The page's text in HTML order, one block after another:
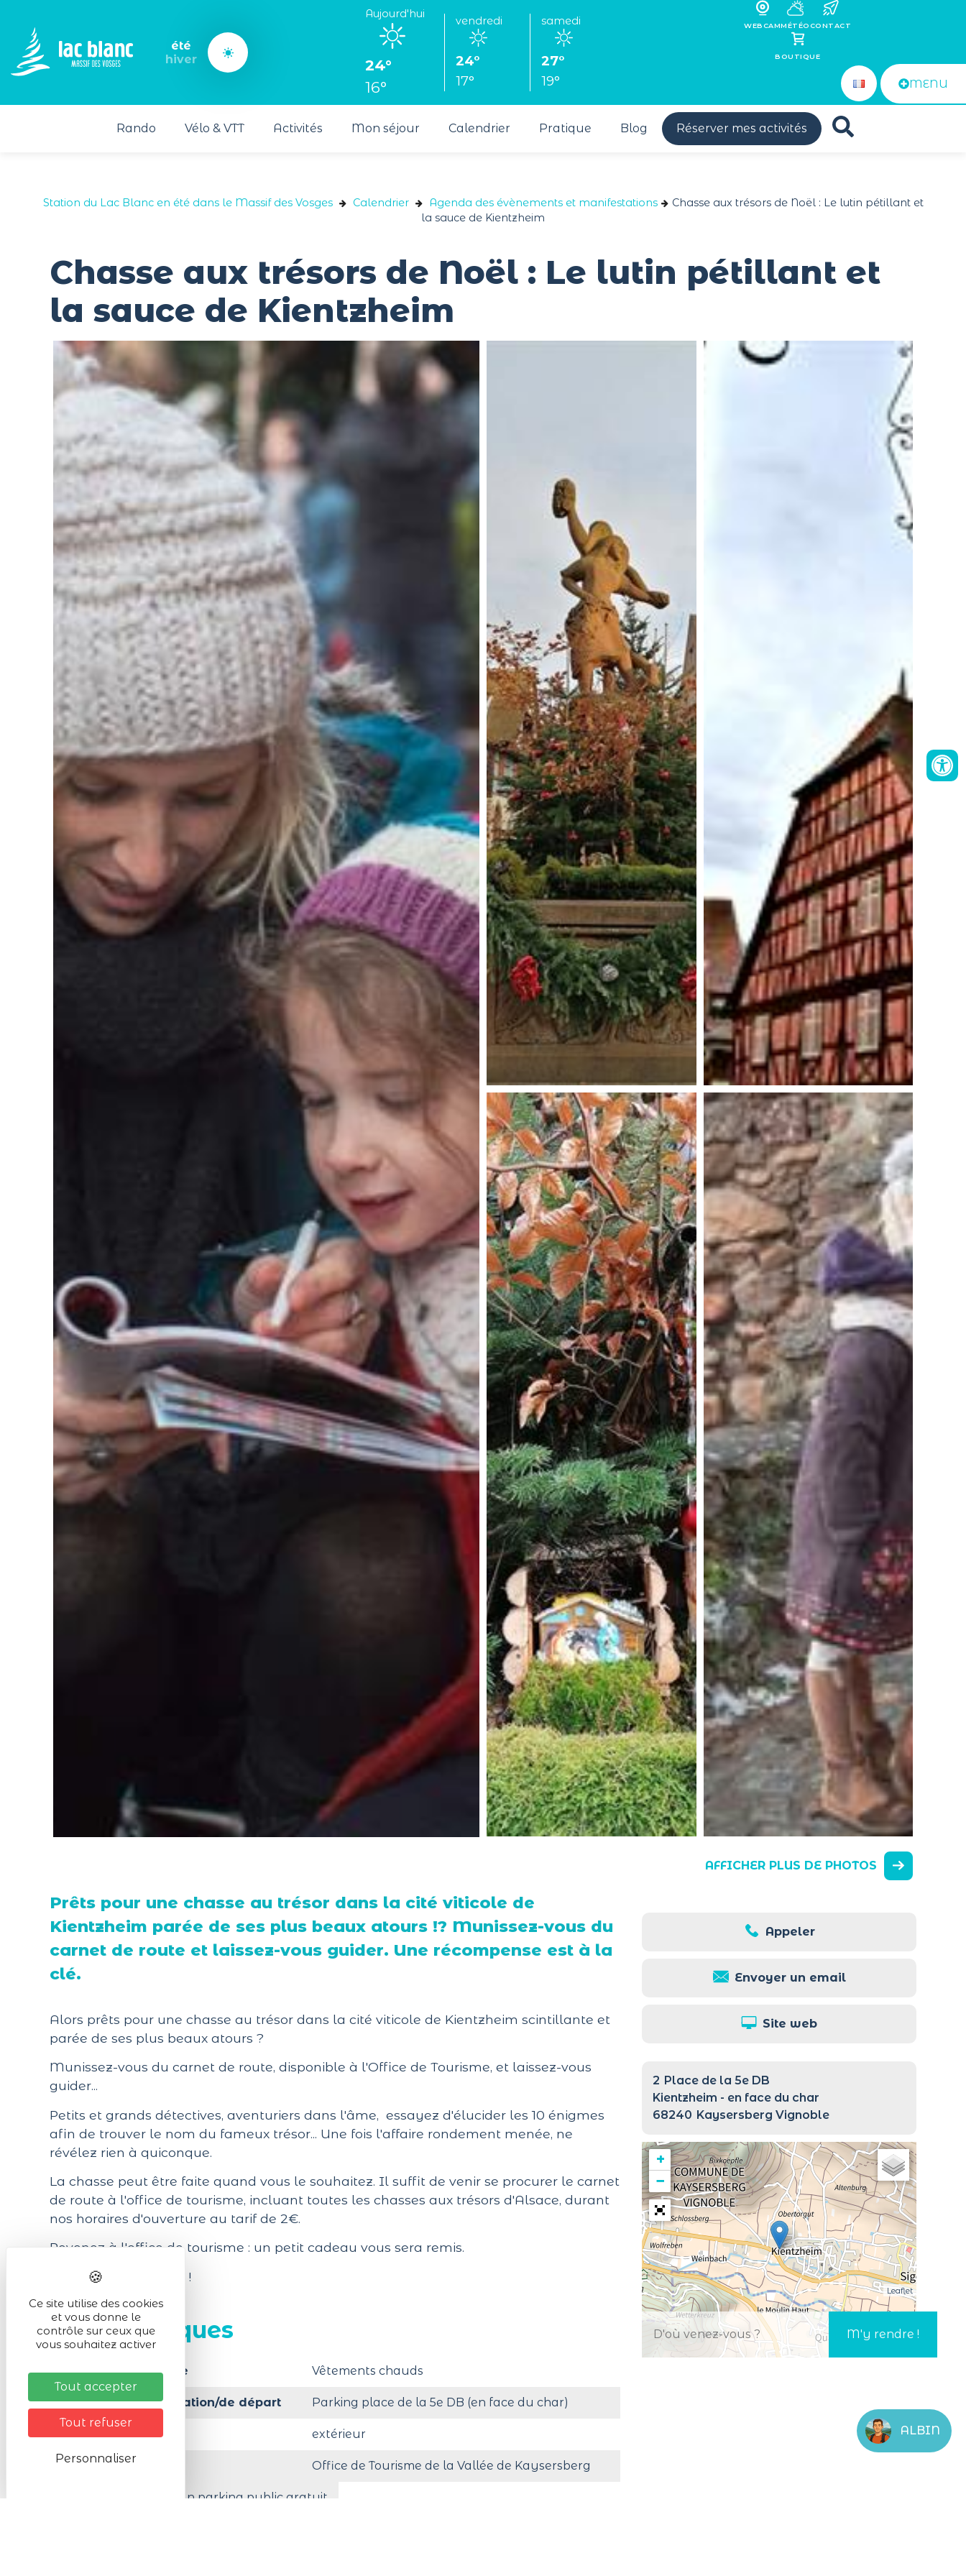
été
hiver
Aujourd'hui
24°
16°
vendredi
24°
17°
samedi
27°
19°
WEBCAMMÉTÉOCONTACT
BOUTIQUE
MENU
Rando Vélo & VTT Activités Mon séjour Calendrier Pratique Blog Réserver mes activités
Station du Lac Blanc en été dans le Massif des Vosges Calendrier Agenda des évènements et manifestations
Chasse aux trésors de Noël : Le lutin pétillant et
la sauce de Kientzheim
Chasse aux trésors de Noël : Le lutin pétillant et
la sauce de Kientzheim
AFFICHER PLUS DE PHOTOS
Appeler
Envoyer un email
Site web
2 Place de la 5e DB
Kientzheim - en face du char
68240 Kaysersberg Vignoble
+
−
Leaflet
Prêts pour une chasse au trésor dans la cité viticole de
Kientzheim parée de ses plus beaux atours !? Munissez-vous du
carnet de route et laissez-vous guider. Une récompense est à la
clé.
Alors prêts pour une chasse au trésor dans la cité viticole de Kientzheim scintillante et
parée de ses plus beaux atours ?
Munissez-vous du carnet de route, disponible à l'Office de Tourisme, et laissez-vous
guider...
Petits et grands détectives, aventuriers dans l'âme, essayez d'élucider les 10 énigmes
afin de trouver le nom du fameux trésor... Une fois l'affaire rondement menée, ne
révélez rien à quiconque.
La chasse peut être faite quand vous le souhaitez. Il suffit de venir se procurer le carnet
de route à l'office de tourisme, incluant toutes les chasses aux trésors d'Alsace, durant
nos horaires d'ouverture au tarif de 2€.
Revenez à l'office de tourisme : un petit cadeau vous sera remis.
Bonne chasse à tous !
Infos pratiques
Matériel nécessaire Vêtements chauds
Lieu de la manifestation/de départ Parking place de la 5e DB (en face du char)
Activité en : extérieur
Organisé par Office de Tourisme de la Vallée de Kaysersberg
A moins de 200 m d'un parking public gratuit
ALBIN
Ce site utilise des cookies
et vous donne le
contrôle sur ceux que
vous souhaitez activer
Tout accepter
Tout refuser
Personnaliser